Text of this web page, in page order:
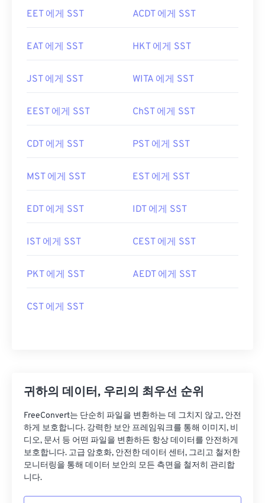
EET 에게 SST ACDT 에게 SST
EAT 에게 SST HKT 에게 SST
JST 에게 SST WITA 에게 SST
EEST 에게 SST ChST 에게 SST
CDT 에게 SST PST 에게 SST
MST 에게 SST EST 에게 SST
EDT 에게 SST IDT 에게 SST
IST 에게 SST CEST 에게 SST
PKT 에게 SST AEDT 에게 SST
CST 에게 SST
귀하의 데이터, 우리의 최우선 순위
FreeConvert는 단순히 파일을 변환하는 데 그치지 않고, 안전
하게 보호합니다. 강력한 보안 프레임워크를 통해 이미지, 비
디오, 문서 등 어떤 파일을 변환하든 항상 데이터를 안전하게
보호합니다. 고급 암호화, 안전한 데이터 센터, 그리고 철저한
모니터링을 통해 데이터 보안의 모든 측면을 철저히 관리합
니다.